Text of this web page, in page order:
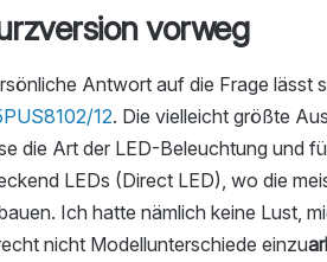
vorweg
Antwort auf die Frage lässt
12. Die vielleicht größte
die Art der LED-Beleuchtung und
LEDs (Direct LED), wo die
Ich hatte nämlich keine Lust,
nicht Modellunterschiede einzu